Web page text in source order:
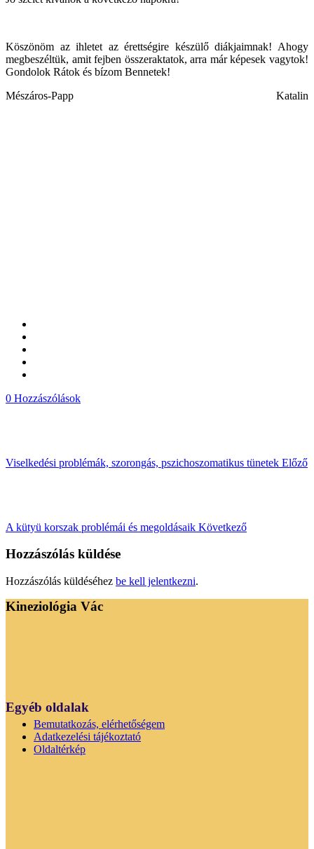
Köszönöm az ihletet az érettségire készülő diákjaimnak! Ahogy
megbeszéltük, amit fejben összeraktatok, arra már képesek vagytok!
Gondolok Rátok és bízom Bennetek!
Mészáros-Papp Katalin
0 Hozzászólások
Viselkedési problémák, szorongás, pszichoszomatikus tünetek Előző
A kütyü korszak problémái és megoldásaik Következő
Hozzászólás küldése
Hozzászólás küldéséhez be kell jelentkezni.
Kineziológia Vác
Egyéb oldalak
Bemutatkozás, elérhetőségem
Adatkezelési tájékoztató
Oldaltérkép